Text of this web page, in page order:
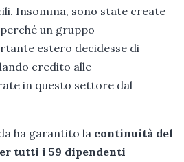
Insomma, sono state create
un gruppo
estero decidesse di
credito alle
in questo settore dal
ha garantito la continuità del
tutti i 59 dipendenti